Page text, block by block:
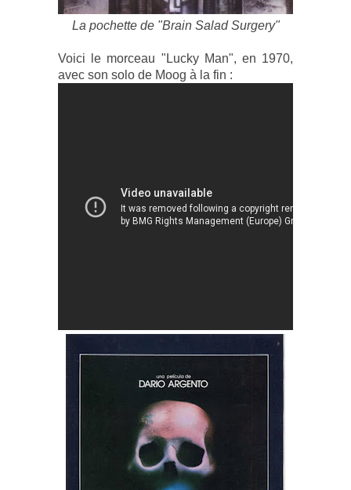
La pochette de "Brain Salad Surgery"
Voici le morceau "Lucky Man", en 1970,
avec son solo de Moog à la fin :